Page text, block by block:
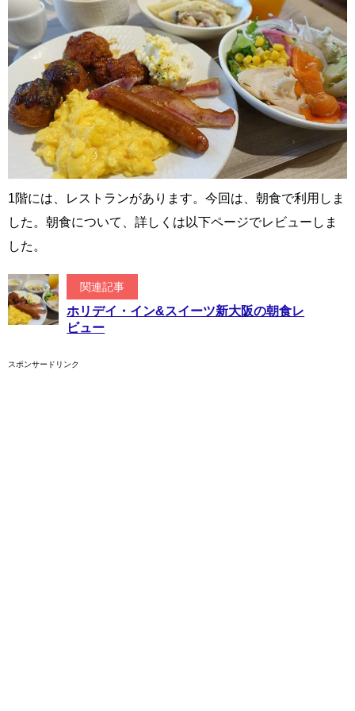
1階には、レストランがあります。今回は、朝食で利用しま
した。朝食について、詳しくは以下ページでレビューしま
した。
関連記事
ホリデイ・イン&スイーツ新大阪の朝食レ
ビュー
スポンサードリンク